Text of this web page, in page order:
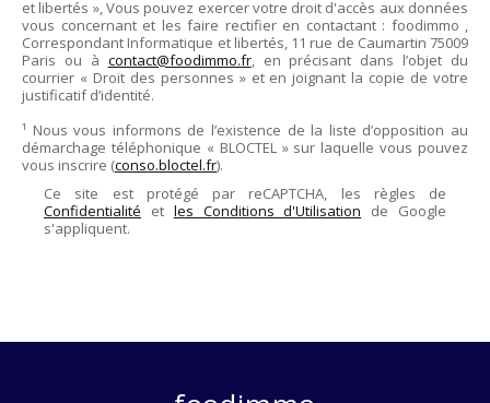
et libertés », Vous pouvez exercer votre droit d'accès aux données
vous concernant et les faire rectifier en contactant : foodimmo ,
Correspondant Informatique et libertés, 11 rue de Caumartin 75009
Paris ou à contact@foodimmo.fr, en précisant dans l’objet du
courrier « Droit des personnes » et en joignant la copie de votre
justificatif d’identité.
¹ Nous vous informons de l’existence de la liste d’opposition au
démarchage téléphonique « BLOCTEL » sur laquelle vous pouvez
vous inscrire (conso.bloctel.fr).
Ce site est protégé par reCAPTCHA, les règles de
Confidentialité et les Conditions d'Utilisation de Google
s'appliquent.